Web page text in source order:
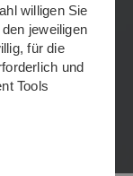
willigen Sie
jeweiligen
für die
und
Tools